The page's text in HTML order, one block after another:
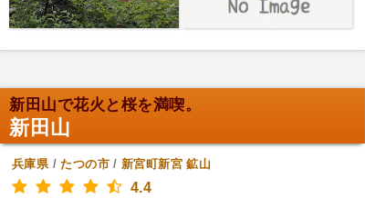
新田山で花火と桜を満喫。
新田山
兵庫県/たつの市/新宮町新宮 鉱山
4.4